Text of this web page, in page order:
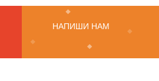
НАПИШИ НАМ